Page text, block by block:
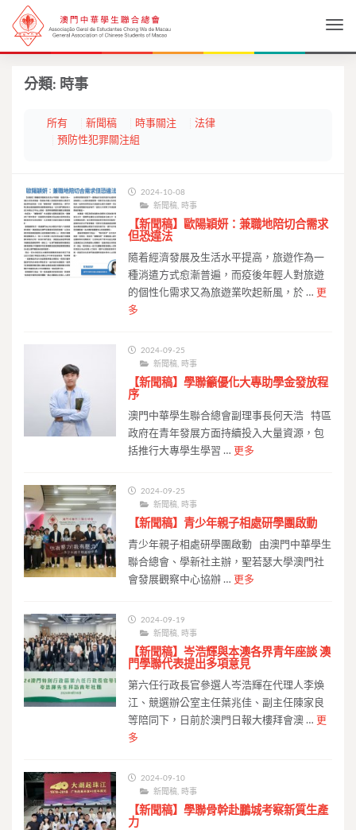
分類: 時事
所有 新聞稿 時事關注
法律
預防性犯罪關注組
2024-10-08
新聞稿, 時事
【新聞稿】歐陽穎妍：兼職地陪切合需求
但恐違法
隨着經濟發展及生活水平提高，旅遊作為一
種消遣方式愈漸普遍，而疫後年輕人對旅遊
的個性化需求又為旅遊業吹起新風，於 … 更
多
2024-09-25
新聞稿, 時事
【新聞稿】學聯籲優化大專助學金發放程
序
澳門中華學生聯合總會副理事長何天浩 特區
政府在青年發展方面持續投入大量資源，包
括推行大專學生學習 … 更多
2024-09-25
新聞稿, 時事
【新聞稿】青少年親子相處研學團啟動
青少年親子相處研學團啟動 由澳門中華學生
聯合總會、學新社主辦，聖若瑟大學澳門社
會發展觀察中心協辦 … 更多
2024-09-19
新聞稿, 時事
【新聞稿】岑浩輝與本澳各界青年座談 澳
門學聯代表提出多項意見
第六任行政長官參選人岑浩輝在代理人李煥
江、競選辦公室主任葉兆佳、副主任陳家良
等陪同下，日前於澳門日報大樓拜會澳 … 更
多
2024-09-10
新聞稿, 時事
【新聞稿】學聯骨幹赴鵬城考察新質生產
力